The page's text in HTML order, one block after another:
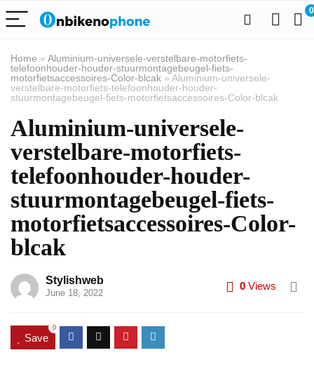
0
Home » Aluminium-universele-verstelbare-motorfiets-
telefoonhouder-houder-stuurmontagebeugel-fiets-
motorfietsaccessoires-Color-blcak » Aluminium-universele-
verstelbare-motorfiets-telefoonhouder-houder-
stuurmontagebeugel-fiets-motorfietsaccessoires-Color-blcak
Aluminium-universele-
verstelbare-motorfiets-
telefoonhouder-houder-
stuurmontagebeugel-fiets-
motorfietsaccessoires-Color-
blcak
Stylishweb
June 18, 2022
0 Views
Save
0